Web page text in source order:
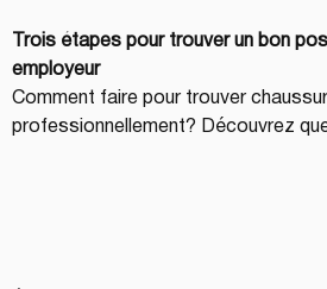
Trois étapes pour trouver un bon
employeur
Comment faire pour trouver
professionnellement? Découvrez